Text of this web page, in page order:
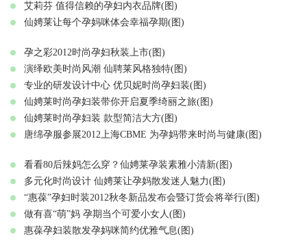
艾莉芬 值得信赖的孕妇内衣品牌(图)
仙娉莱让每个孕妈咪体会幸福孕期(图)
孕之彩2012时尚孕妇秋装上市(图)
演绎欧美时尚风潮 仙聘莱风格独特(图)
专业的研发设计中心 优贝妮时尚孕妇装(图)
仙娉莱时尚孕妇装带你开启夏季绮丽之旅(图)
仙娉莱时尚孕妇装 款型简洁大方(图)
唐绵孕服参展2012上海CBME 为孕妈带来时尚与健康(图)
看看80后辣妈怎么穿？仙娉莱孕装素雅小清新(图)
多元化时尚设计 仙娉莱让孕妈散发迷人魅力(图)
“惠葆”孕妇时装2012秋冬新品发布会暨订货会将举行(图)
做有喜“萌”妈 孕期当个可爱小女人(图)
惠葆孕妇装散发孕妈咪简约优雅气息(图)